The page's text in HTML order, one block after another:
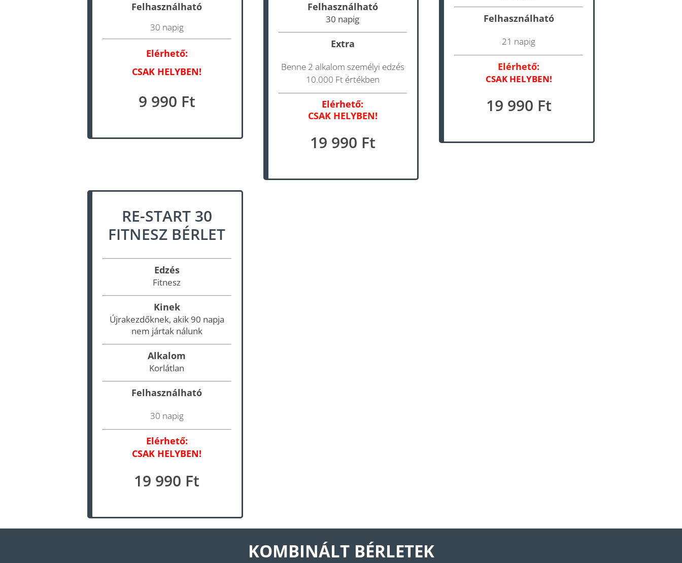
Felhasználható
30 napig
Elérhető:
CSAK HELYBEN!
9 990 Ft
Felhasználható
30 napig
Extra
Benne 2 alkalom személyi edzés
10.000 Ft értékben
Elérhető:
CSAK HELYBEN!
19 990 Ft
Felhasználható
21 napig
Elérhető:
CSAK HELYBEN!
19 990 Ft
RE-START 30
FITNESZ BÉRLET
Edzés
Fitnesz
Kinek
Újrakezdőknek, akik 90 napja
nem jártak nálunk
Alkalom
Korlátlan
Felhasználható
30 napig
Elérhető:
CSAK HELYBEN!
19 990 Ft
KOMBINÁLT BÉRLETEK